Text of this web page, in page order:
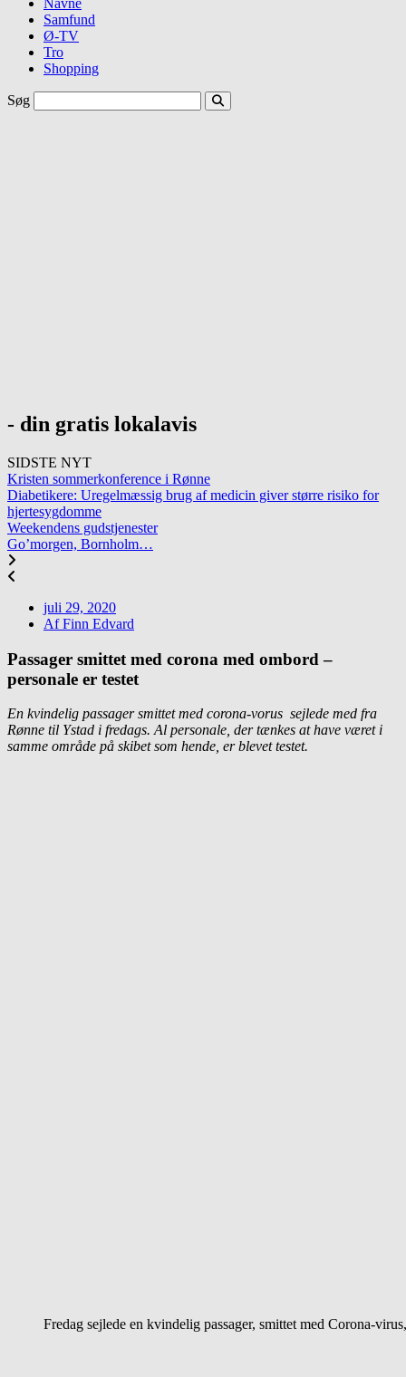
Navne
Samfund
Ø-TV
Tro
Shopping
Søg
- din gratis lokalavis
SIDSTE NYT
Kristen sommerkonference i Rønne
Diabetikere: Uregelmæssig brug af medicin giver større risiko for
hjertesygdomme
Weekendens gudstjenester
Go’morgen, Bornholm…
juli 29, 2020
AfFinn Edvard
Passager smittet med corona med ombord –
personale er testet
En kvindelig passager smittet med corona-vorus sejlede med fra
Rønne til Ystad i fredags. Al personale, der tænkes at have været i
samme område på skibet som hende, er blevet testet.
Fredag sejlede en kvindelig passager, smittet med Corona-